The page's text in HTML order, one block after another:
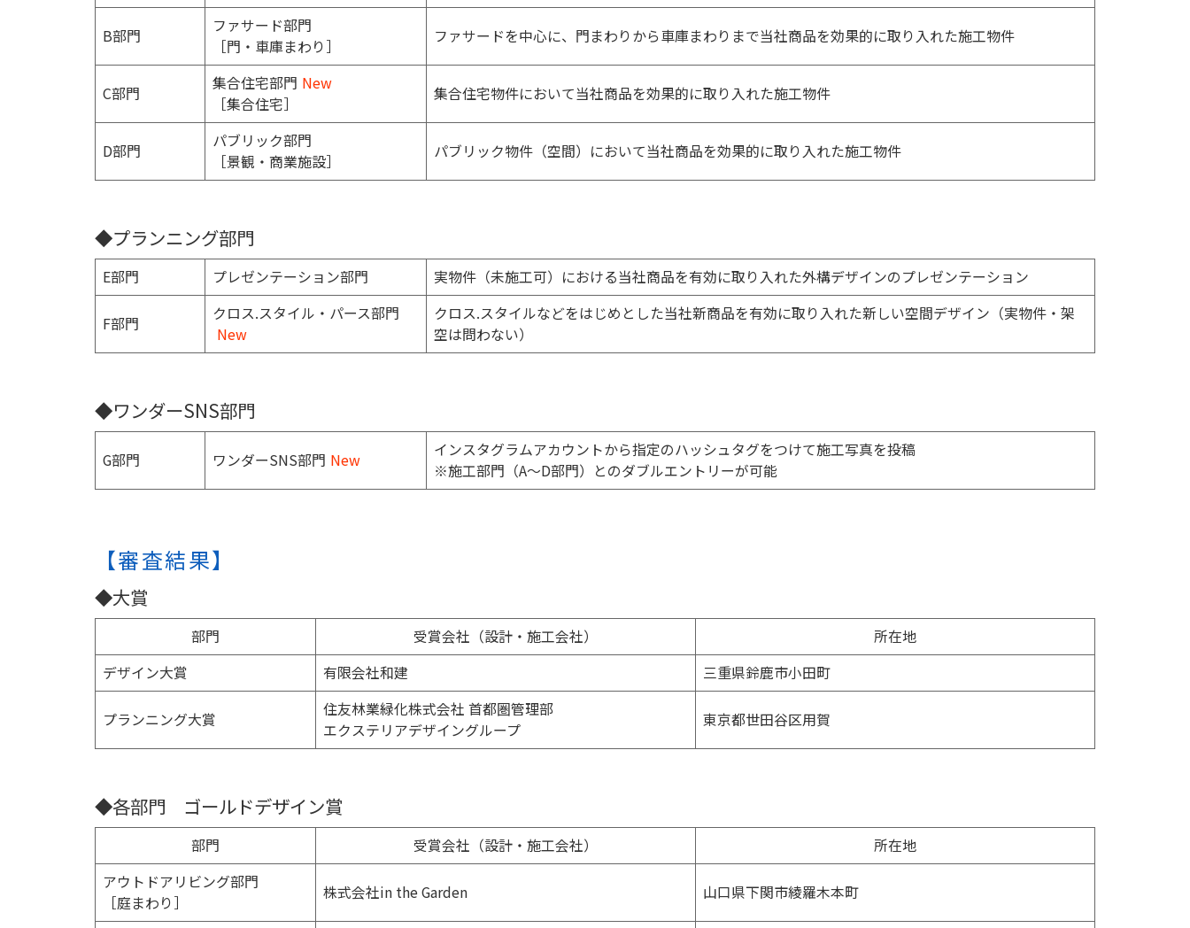
B部門
ファサード部門
［門・車庫まわり］
ファサードを中心に、門まわりから車庫まわりまで当社商品を効果的に取り入れた施工物件
C部門
集合住宅部門 New
［集合住宅］
集合住宅物件において当社商品を効果的に取り入れた施工物件
D部門
パブリック部門
［景観・商業施設］
パブリック物件（空間）において当社商品を効果的に取り入れた施工物件
◆プランニング部門
E部門 プレゼンテーション部門 実物件（未施工可）における当社商品を有効に取り入れた外構デザインのプレゼンテーション
F部門
クロス.スタイル・パース部門
New
クロス.スタイルなどをはじめとした当社新商品を有効に取り入れた新しい空間デザイン（実物件・架
空は問わない）
◆ワンダーSNS部門
G部門 ワンダーSNS部門 New
インスタグラムアカウントから指定のハッシュタグをつけて施工写真を投稿
※施工部門（A～D部門）とのダブルエントリーが可能
【審査結果】
◆大賞
部門 受賞会社（設計・施工会社）
所在地
デザイン大賞
有限会社和建 三重県鈴鹿市小田町
プランニング大賞
住友林業緑化株式会社 首都圏管理部
エクステリアデザイングループ
東京都世田谷区用賀
◆各部門 ゴールドデザイン賞
部門 受賞会社（設計・施工会社）
所在地
アウトドアリビング部門
［庭まわり］
株式会社in the Garden 山口県下関市綾羅木本町